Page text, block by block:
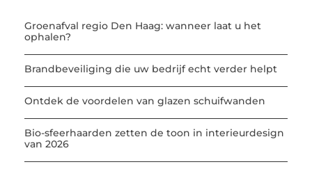
Groenafval regio Den Haag: wanneer laat u het
ophalen?
Brandbeveiliging die uw bedrijf echt verder helpt
Ontdek de voordelen van glazen schuifwanden
Bio-sfeerhaarden zetten de toon in interieurdesign
van 2026